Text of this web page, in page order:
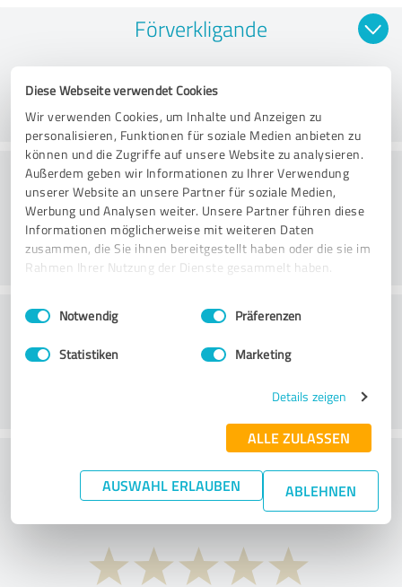
Diese Webseite verwendet Cookies
Wir verwenden Cookies, um Inhalte und Anzeigen zu
personalisieren, Funktionen für soziale Medien anbieten zu
können und die Zugriffe auf unsere Website zu analysieren.
Außerdem geben wir Informationen zu Ihrer Verwendung
unserer Website an unsere Partner für soziale Medien,
Werbung und Analysen weiter. Unsere Partner führen diese
Informationen möglicherweise mit weiteren Daten
zusammen, die Sie ihnen bereitgestellt haben oder die sie im
Rahmen Ihrer Nutzung der Dienste gesammelt haben.
Impressum Datenschutzbestimmungen
Einwilligungsauswahl
Notwendig Präferenzen
Statistiken Marketing
Details zeigen
ALLE ZULASSEN
AUSWAHL ERLAUBEN ABLEHNEN
Förverkligande
Rådgivning
Kundservice
What do you think of the price to
performance ratio?